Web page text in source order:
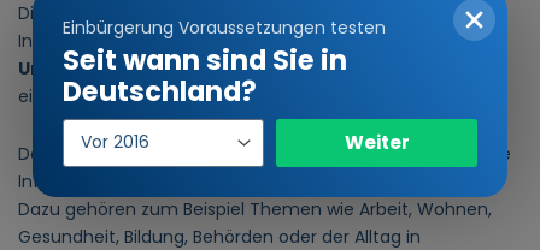
Diese Kurse sind deutlich kürzer als normale
Integrationskurse. Sie umfassen rund300
Unterrichtseinheitenund damit weniger als die Hälfte
eines regulären Integrationskurses.
Dort werden erste Deutschkenntnisse sowie grundlegende
Informationen über das Leben in Deutschland vermittelt.
Dazu gehören zum Beispiel Themen wie Arbeit, Wohnen,
Gesundheit, Bildung, Behörden oder der Alltag in
Einbürgerung Voraussetzungen testen
Seit wann sind Sie in
Deutschland?
Einreisejahr
Weiter